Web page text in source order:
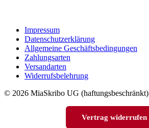
Impressum
Datenschutzerklärung
Allgemeine Geschäftsbedingungen
Zahlungsarten
Versandarten
Widerrufsbelehrung
© 2026 MiaSkribo UG (haftungsbeschränkt)
Vertrag widerrufen